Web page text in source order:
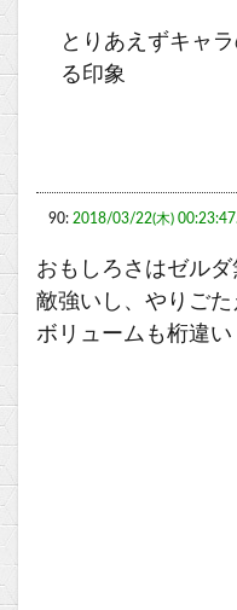
とりあえずキャ
る印象
90: 2018/03/22(木)
おもしろさはゼル
敵強いし、やりごた
ボリュームも桁違い